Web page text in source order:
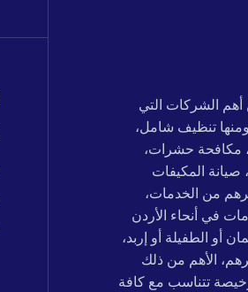
الشركات التي
تنظيف شامل،
مكافحة حشرات،
صيانة المكيفات
من الخدمات،
في أنحاء الأردن
أو الطفيلة أو إربد،
الأهم من ذلك
تتناسب مع كافة